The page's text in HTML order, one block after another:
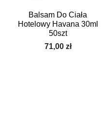
Balsam Do Ciała
Hotelowy Havana 30ml
50szt
71,00 zł